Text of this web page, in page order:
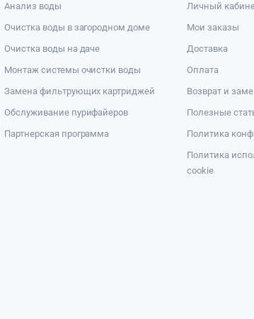
Анализ воды
Очистка воды в загородном доме
Очистка воды на даче
Монтаж системы очистки воды
Замена фильтрующих картриджей
Обслуживание пурифайеров
Партнерская программа
Личный
Мои заказы
Доставка
Оплата
Возврат и
Полезные
Политика
Политика
cookie